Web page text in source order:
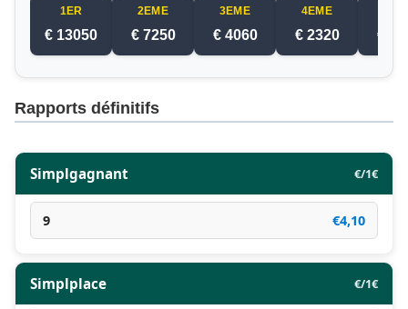
1ER
€ 13050
2EME
€ 7250
3EME
€ 4060
4EME
€ 2320 €
Rapports définitifs
Simplgagnant €/1€
9 €4,10
Simplplace €/1€